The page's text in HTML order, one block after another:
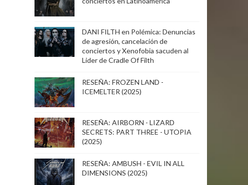
DANI FILTH en Polémica: Denuncias
de agresión, cancelación de
conciertos y Xenofobia sacuden al
Lider de Cradle Of Filth
RESEÑA: FROZEN LAND -
ICEMELTER (2025)
RESEÑA: AIRBORN - LIZARD
SECRETS: PART THREE - UTOPIA
(2025)
RESEÑA: AMBUSH - EVIL IN ALL
DIMENSIONS (2025)